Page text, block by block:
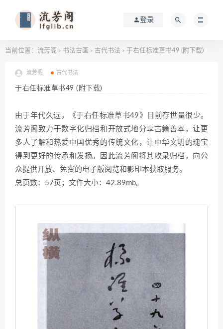
登录
当前位置： 流芳阁 > 书法古画 > 古代书法 > 于右任标准草书49 (附下载)
流芳阁 古代书法
于右任标准草书49 (附下载)
由于年代久远，《于右任标准草书49》目前存世量很少。
流芳阁致力于数字化归档和开放式地分享古籍善本，让更
多人了解和热爱中国优秀的传统文化，让中华文明的瑰宝
得到更好的传承和发扬。因此流芳阁将其收录归档，向公
众提供开放、免费的电子版阅览和影印本获取服务。
总页数：57页；文件大小：42.89mb。